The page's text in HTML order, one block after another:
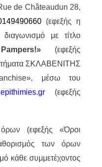
de Châteaudun 28,
(εφεξής η
με τίτλο
(εφεξής
ΣΚΛΑΒΕΝΙΤΗΣ
μέσω του
(εφεξής
(εφεξής «Όροι
των όρων
κάθε συμμετέχοντος